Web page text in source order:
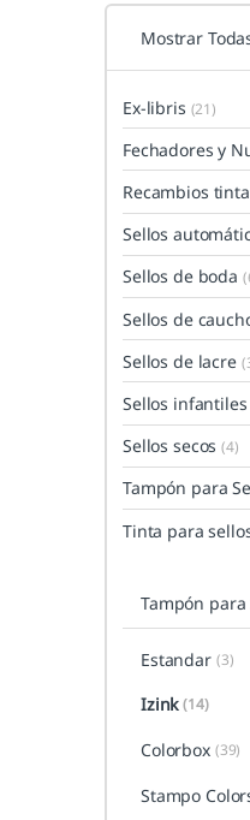
Mostrar
Ex-libris (21)
Fechadores y
Recambios
Sellos
Sellos de boda
Sellos de
Sellos de lacre
Sellos
Sellos secos(4)
Tampón para
Tinta para
Tampón
Estandar (3)
Izink (14)
Colorbox (39)
Stampo